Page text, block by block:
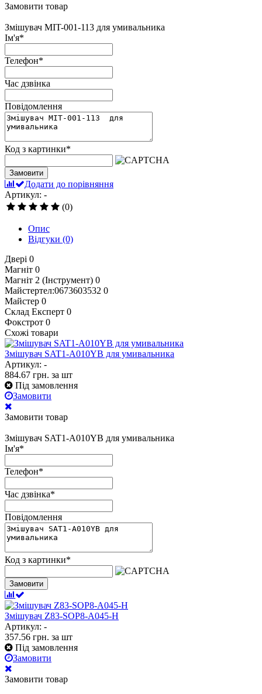
Замовити товар
Змішувач MIT-001-113 для умивальника
Ім'я*
Телефон*
Час дзвінка
Повідомлення
Код з картинки*
Замовити
Додати до порівняння
Артикул: -
(0)
Опис
Відгуки (0)
Двері 0
Магніт 0
Магніт 2 (Інструмент) 0
Майстертел:0673603532 0
Майстер 0
Склад Експерт 0
Фокстрот 0
Схожі товари
Змішувач SAT1-A010YB для умивальника
Артикул: -
884.67 грн. за шт
Під замовлення
Замовити
Замовити товар
Змішувач SAT1-A010YB для умивальника
Ім'я*
Телефон*
Час дзвінка*
Повідомлення
Код з картинки*
Замовити
Змішувач Z83-SOP8-А045-H
Артикул: -
357.56 грн. за шт
Під замовлення
Замовити
Замовити товар